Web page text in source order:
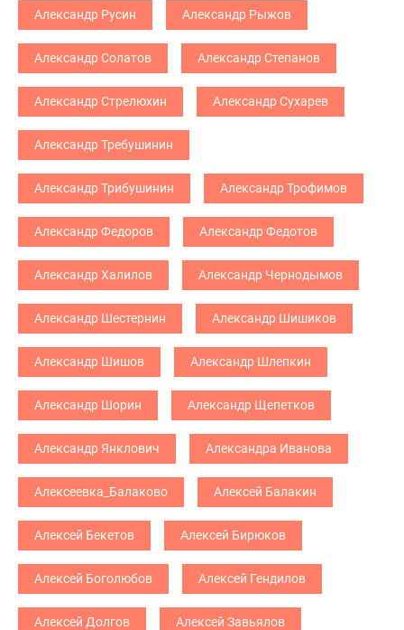
Александр Русин Александр Рыжов
Александр Солатов Александр Степанов
Александр Стрелюхин Александр Сухарев
Александр Требушинин
Александр Трибушинин Александр Трофимов
Александр Федоров Александр Федотов
Александр Халилов Александр Чернодымов
Александр Шестернин Александр Шишиков
Александр Шишов Александр Шлепкин
Александр Шорин Александр Щепетков
Александр Янклович Александра Иванова
Алексеевка_Балаково Алексей Балакин
Алексей Бекетов Алексей Бирюков
Алексей Боголюбов Алексей Гендилов
Алексей Долгов Алексей Завьялов